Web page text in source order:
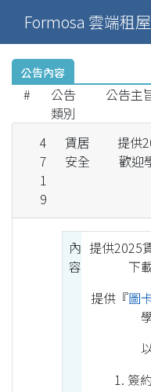
Formosa 雲端租
公告內容
#
公告
類別
公告主
4
7
1
9
賃居
安全
提供
歡迎
內
容
提供2025
下
提供『圖
1. 簽